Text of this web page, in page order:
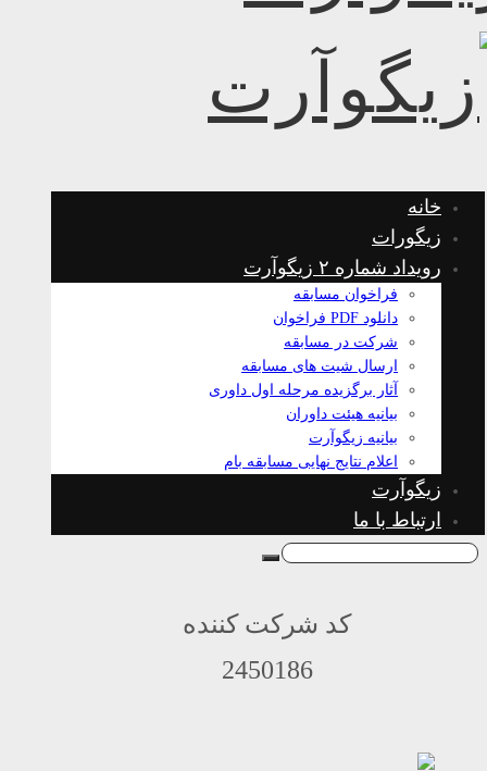
خانه
زیگورات
رویداد شماره ۲ زیگوآرت
فراخوان مسابقه
دانلود PDF فراخوان
شرکت در مسابقه
ارسال شیت های مسابقه
آثار برگزیده مرحله اول داوری
بیانیه هیئت داوران
بیانیه زیگوآرت
اعلام نتایج نهایی مسابقه بام
زیگوآرت
ارتباط با ما
کد شرکت کننده
2450186